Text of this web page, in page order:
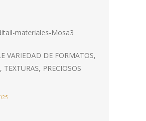
VARIEDAD DE FORMATOS,
TEXTURAS, PRECIOSOS